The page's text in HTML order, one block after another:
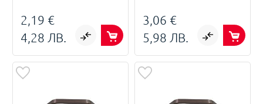
2,19 €
4,28 ЛВ.
3,06 €
5,98 ЛВ.